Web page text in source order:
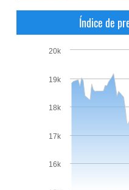
Índice de
16k
17k
18k
19k
20k